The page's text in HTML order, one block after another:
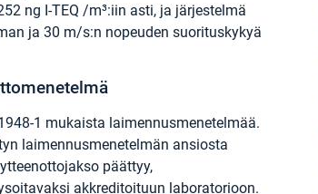
ng I-TEQ /m³:iin asti, ja järjestelmä
ja 30 m/s:n nopeuden suorituskykyä
1 mukaista laimennusmenetelmää.
laimennusmenetelmän ansiosta
päättyy,
akkreditoituun laboratorioon.